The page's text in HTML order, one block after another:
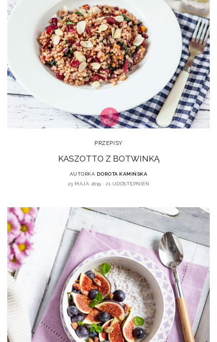
PRZEPISY
KASZOTTO Z BOTWINKĄ
AUTORKA DOROTA KAMIŃSKA
23 MAJA 2019
21 UDOSTĘPNIEŃ